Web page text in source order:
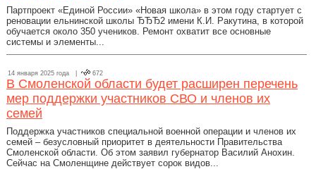
Партпроект «Единой России» «Новая школа» в этом году стартует с
реновации ельнинской школы ЂЂЂ2 имени К.И. Ракутина, в которой
обучается около 350 учеников. Ремонт охватит все основные
системы и элементы...
14 января 2025 года | 672
В Смоленской области будет расширен перечень
мер поддержки участников СВО и членов их
семей
Поддержка участников специальной военной операции и членов их
семей – безусловный приоритет в деятельности Правительства
Смоленской области. Об этом заявил губернатор Василий Анохин.
Сейчас на Смоленщине действует сорок видов...